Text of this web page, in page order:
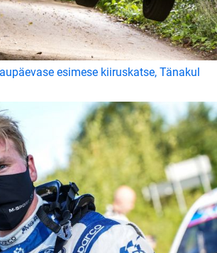
esimese kiiruskatse, Tänakul